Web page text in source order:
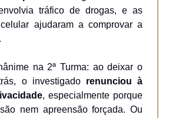
tráfico de drogas, e as
ajudaram a comprovar a
na 2ª Turma: ao deixar o
o investigado renunciou à
, especialmente porque
nem apreensão forçada. Ou